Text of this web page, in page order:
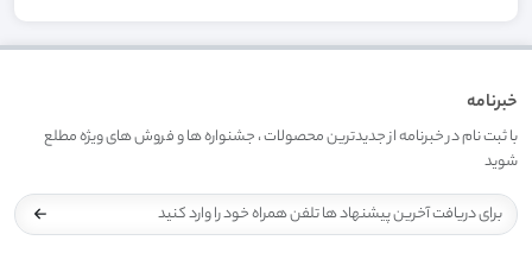
خبرنامه
با ثبت نام در خبرنامه از جدیدترین محصولات ، جشنواره ها و فروش های ویژه مطلع
شوید